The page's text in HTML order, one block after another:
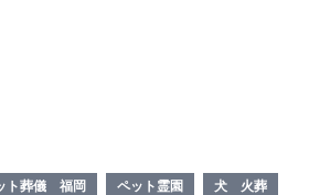
ト葬儀 福岡 ペット霊園
犬 火葬